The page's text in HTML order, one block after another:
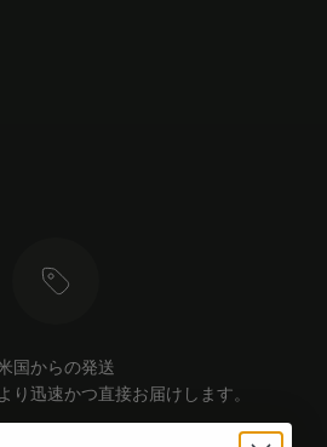
国からの発送
り迅速かつ直接お届けします。